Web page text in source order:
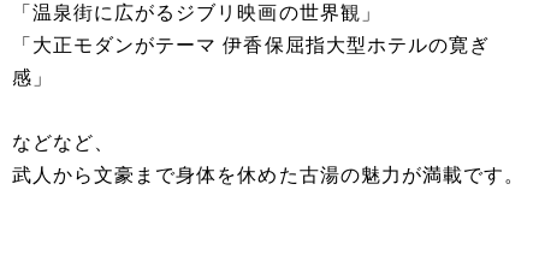
「温泉街に広がるジブリ映画の世界観」
「大正モダンがテーマ 伊香保屈指大型ホテルの寛ぎ
感」
などなど、
武人から文豪まで身体を休めた古湯の魅力が満載です。